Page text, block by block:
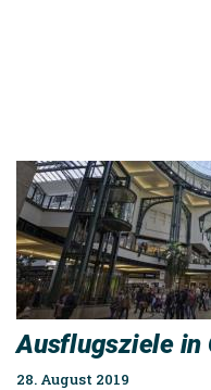
Ausflugsziele in
28. August 2019